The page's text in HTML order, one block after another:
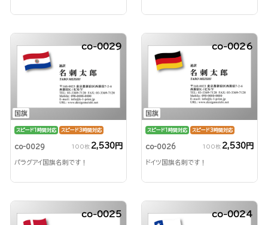
国旗
co-0029
スピード1時間対応 スピード3時間対応
co-0029 100枚 2,530円
パラグアイ国旗名刺です！
国旗
co-0026
スピード1時間対応 スピード3時間対応
co-0026 100枚 2,530円
ドイツ国旗名刺です！
co-0025 co-0024